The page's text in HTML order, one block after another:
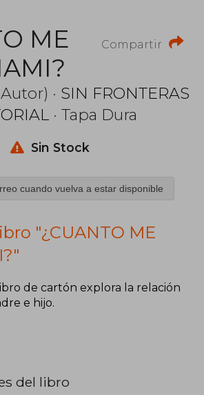
Compartir
ME
· SIN FRONTERAS
· Tapa Dura
Sin Stock
cuando vuelva a estar disponible
"¿CUANTO ME
de cartón explora la relación
e hijo.
del libro